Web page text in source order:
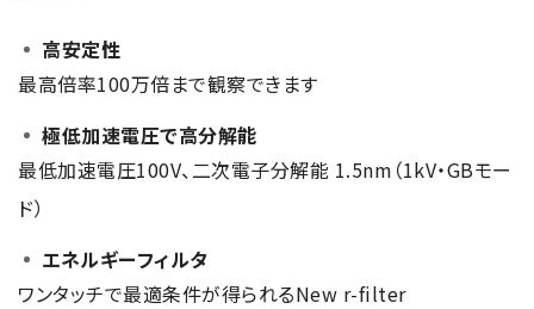
カタログダウンロード
用語集
高安定性
最高倍率100万倍まで観察できます
極低加速電圧で高分解能
最低加速電圧100V、二次電子分解能 1.5nm（1kV・GBモー
ド）
エネルギーフィルタ
ワンタッチで最適条件が得られるNew r-filter